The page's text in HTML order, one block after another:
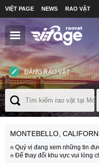
VIỆT PAGE NEWS RAO VẶT
ĐĂNG RAO VẶT
MONTEBELLO,
⍟ Quý vị đang xem những tin
⍟ Để thay đổi khu vực vui lòng